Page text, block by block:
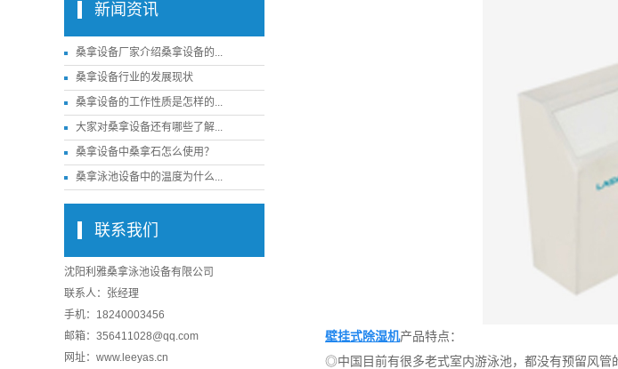
新闻资讯
桑拿设备厂家介绍桑拿设备的...
桑拿设备行业的发展现状
桑拿设备的工作性质是怎样的...
大家对桑拿设备还有哪些了解...
桑拿设备中桑拿石怎么使用？
桑拿泳池设备中的温度为什么...
联系我们
沈阳利雅桑拿泳池设备有限公司
联系人：张经理
手机：18240003456
邮箱：356411028@qq.com
网址：www.leeyas.cn
壁挂式除湿机产品特点：
◎中国目前有很多老式室内游泳池，都没有预留风管